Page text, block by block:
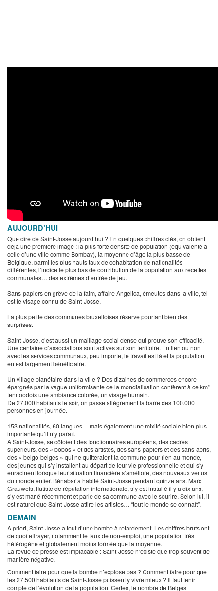
AUJOURD’HUI
Que dire de Saint-Josse aujourd’hui ? En quelques chiffres clés, on obtient
déjà une première image : la plus forte densité de population (équivalente à
celle d’une ville comme Bombay), la moyenne d’âge la plus basse de
Belgique, parmi les plus hauts taux de cohabitation de nationalités
différentes, l’indice le plus bas de contribution de la population aux recettes
communales… des extrêmes d’entrée de jeu.
Sans-papiers en grève de la faim, affaire Angelica, émeutes dans la ville, tel
est le visage connu de Saint-Josse.
La plus petite des communes bruxelloises réserve pourtant bien des
surprises.
Saint-Josse, c’est aussi un maillage social dense qui prouve son efficacité.
Une centaine d’associations sont actives sur son territoire. En lien ou non
avec les services communaux, peu importe, le travail est là et la population
en est largement bénéficiaire.
Un village planétaire dans la ville ? Des dizaines de commerces encore
épargnés par la vague uniformisante de la mondialisation confèrent à ce km²
tennoodois une ambiance colorée, un visage humain.
De 27.000 habitants le soir, on passe allègrement la barre des 100.000
personnes en journée.
153 nationalités, 60 langues… mais également une mixité sociale bien plus
importante qu’il n’y paraît.
A Saint-Josse, se côtoient des fonctionnaires européens, des cadres
supérieurs, des « bobos » et des artistes, des sans-papiers et des sans-abris,
des « belgo-belges » qui ne quitteraient la commune pour rien au monde,
des jeunes qui s’y installent au départ de leur vie professionnelle et qui s’y
enracinent lorsque leur situation financière s’améliore, des nouveaux venus
du monde entier. Bénabar a habité Saint-Josse pendant quinze ans. Marc
Grauwels, flûtiste de réputation internationale, s’y est installé il y a dix ans,
s’y est marié récemment et parle de sa commune avec le sourire. Selon lui, il
est naturel que Saint-Josse attire les artistes… “tout le monde se connaît”.
DEMAIN
A priori, Saint-Josse a tout d’une bombe à retardement. Les chiffres bruts ont
de quoi effrayer, notamment le taux de non-emploi, une population très
hétérogène et globalement moins formée que la moyenne.
La revue de presse est implacable : Saint-Josse n’existe que trop souvent de
manière négative.
Comment faire pour que la bombe n’explose pas ? Comment faire pour que
les 27.500 habitants de Saint-Josse puissent y vivre mieux ? Il faut tenir
compte de l’évolution de la population. Certes, le nombre de Belges